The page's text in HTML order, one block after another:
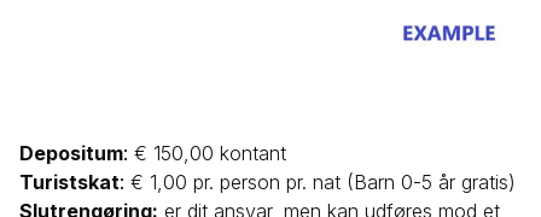
Depositum: € 150,00 kontant
Turistskat: € 1,00 pr. person pr. nat (Barn 0-5 år gratis)
Slutrengøring: er dit ansvar, men kan udføres mod et